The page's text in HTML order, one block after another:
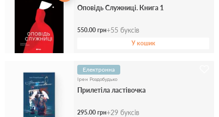
Оповідь Служниці. Книга 1
550.00 грн+55 буксів
У кошик
Електронна
Ірен Роздобудько
Прилетіла ластівочка
295.00 грн+29 буксів